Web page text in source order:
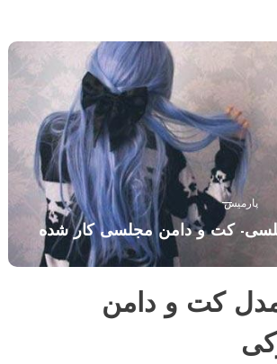
پارمیس
کت و دامن مجلسی کار شده
کت و دامن